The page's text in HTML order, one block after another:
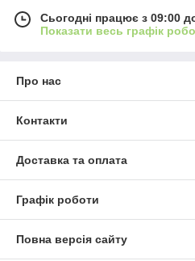
Сьогодні працює з 09:00
Показати весь графік
Про нас
Контакти
Доставка та оплата
Графік роботи
Повна версія сайту